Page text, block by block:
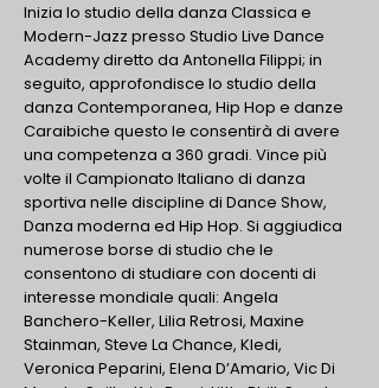
Inizia lo studio della danza Classica e
Modern-Jazz presso Studio Live Dance
Academy diretto da Antonella Filippi; in
seguito, approfondisce lo studio della
danza Contemporanea, Hip Hop e danze
Caraibiche questo le consentirà di avere
una competenza a 360 gradi. Vince più
volte il Campionato Italiano di danza
sportiva nelle discipline di Dance Show,
Danza moderna ed Hip Hop. Si aggiudica
numerose borse di studio che le
consentono di studiare con docenti di
interesse mondiale quali: Angela
Banchero-Keller, Lilia Retrosi, Maxine
Stainman, Steve La Chance, Kledi,
Veronica Peparini, Elena D’Amario, Vic Di